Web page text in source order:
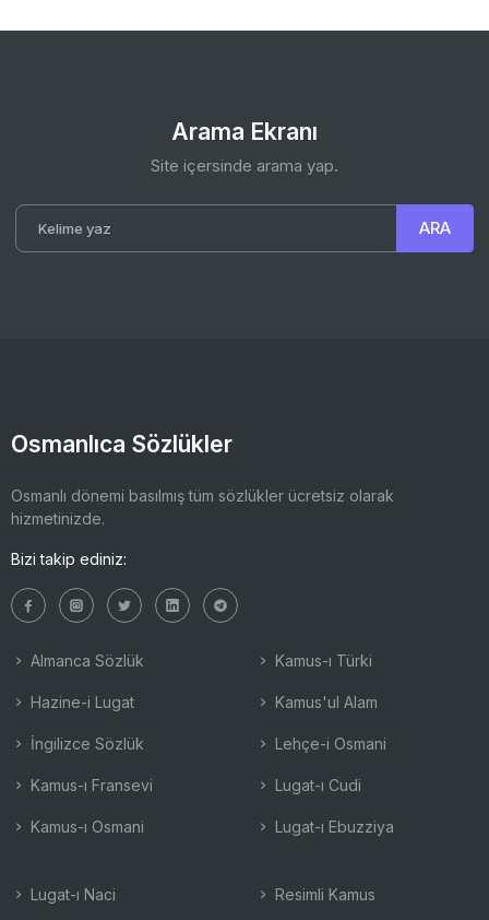
Arama Ekranı
Site içersinde arama yap.
Osmanlıca Sözlükler
Osmanlı dönemi basılmış tüm sözlükler ücretsiz olarak
hizmetinizde.
Bizi takip ediniz:
Almanca Sözlük
Hazine-i Lugat
İngilizce Sözlük
Kamus-ı Fransevi
Kamus-ı Osmani
Kamus-ı Türki
Kamus'ul Alam
Lehçe-i Osmani
Lugat-ı Cudi
Lugat-ı Ebuzziya
Lugat-ı Naci Resimli Kamus